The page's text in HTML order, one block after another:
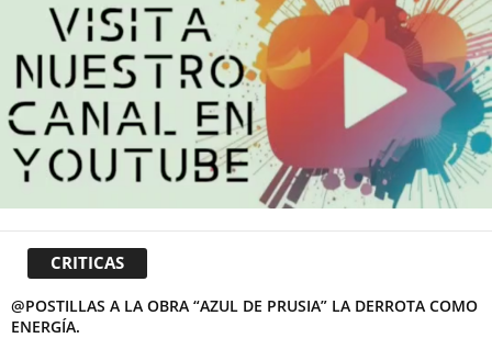
CRITICAS
@POSTILLAS A LA OBRA “AZUL DE PRUSIA” LA DERROTA COMO
ENERGÍA.